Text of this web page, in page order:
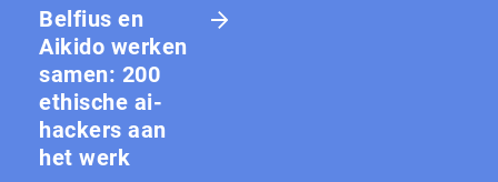
Belfius en
Aikido werken
samen: 200
ethische ai-
hackers aan
het werk